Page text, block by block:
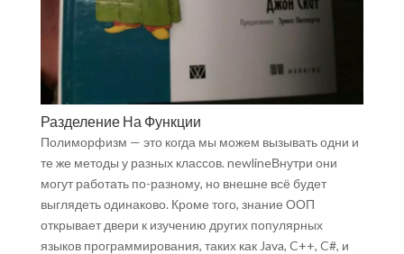
Разделение На Функции
Полиморфизм — это когда мы можем вызывать одни и
те же методы у разных классов. newlineВнутри они
могут работать по-разному, но внешне всё будет
выглядеть одинаково. Кроме того, знание ООП
открывает двери к изучению других популярных
языков программирования, таких как Java, C++, C#, и